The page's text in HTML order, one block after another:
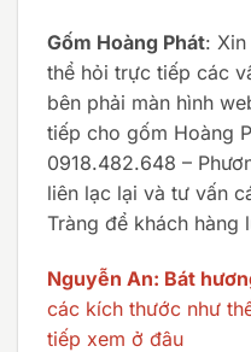
Gốm Hoàng Phát:
thể hỏi trực tiếp các
bên phải màn hình
tiếp cho gốm Hoàng
0918.482.648 –
liên lạc lại và tư vấn
Tràng để khách hàng
Nguyễn An: Bát
các kích thước như
tiếp xem ở đâu